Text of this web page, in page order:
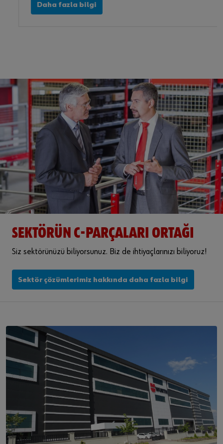
Daha fazla bilgi
SEKTÖRÜN C-PARÇALARI ORTAĞI
Siz sektörünüzü biliyorsunuz. Biz de ihtiyaçlarınızı biliyoruz!
Sektör çözümlerimiz hakkında daha fazla bilgi